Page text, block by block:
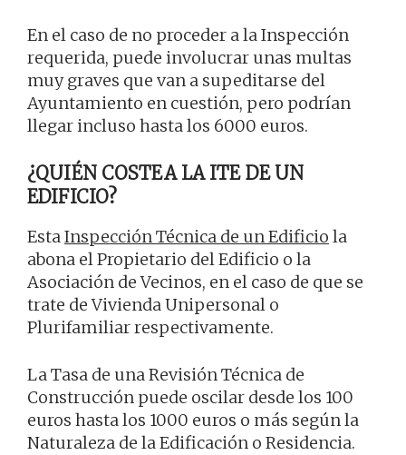
En el caso de no proceder a la Inspección
requerida, puede involucrar unas multas
muy graves que van a supeditarse del
Ayuntamiento en cuestión, pero podrían
llegar incluso hasta los 6000 euros.
¿QUIÉN COSTEA LA ITE DE UN
EDIFICIO?
EstaInspección Técnica de un Edificio la
abona el Propietario del Edificio o la
Asociación de Vecinos, en el caso de que se
trate de Vivienda Unipersonal o
Plurifamiliar respectivamente.
La Tasa de una Revisión Técnica de
Construcción puede oscilar desde los 100
euros hasta los 1000 euros o más según la
Naturaleza de la Edificación o Residencia.